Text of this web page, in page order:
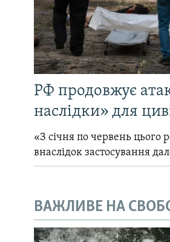
РФ продовжує
наслідки» для
«З січня по червень цього
внаслідок застосування
ВАЖЛИВЕ НА